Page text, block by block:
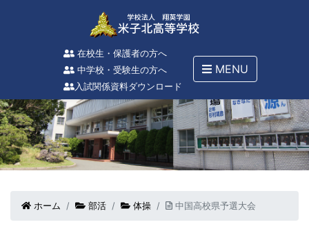
在校生・保護者の方へ
中学校・受験生の方へ
入試関係資料ダウンロード
MENU
ホーム 部活 体操 中国高校県予選大会